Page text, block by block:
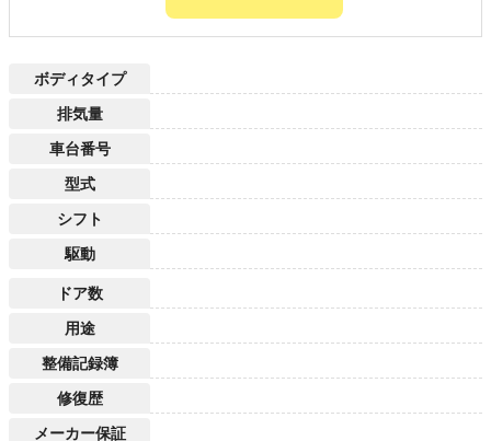
ボディタイプ
排気量
車台番号
型式
シフト
駆動
ドア数
用途
整備記録簿
修復歴
メーカー保証